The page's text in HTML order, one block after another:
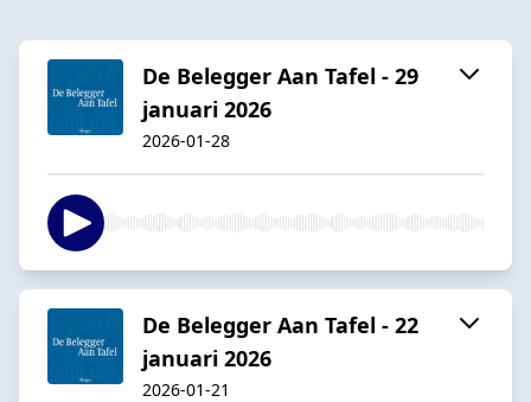
De Belegger Aan Tafel - 29
januari 2026
2026-01-28
De Belegger Aan Tafel - 22
januari 2026
2026-01-21